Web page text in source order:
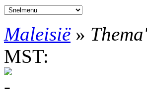
Maleisië»
MST: